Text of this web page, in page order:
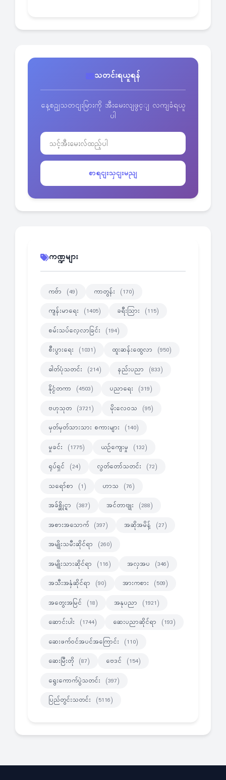
သတင်းရယူရန်
နေ့စဥျသတငျးမြားကို အီးမေးလျဖွင့ျ လကျခံရယူ
ပါ
စာရငျးသှငျးမညျ
ကဏ္ဍများ
ကဗ်ာ (49) ကာတွန်း (170)
ကျန်းမာရေး (1405) ခရီးသြား (115)
စမ်းသပ်လေ့လာခြင်း (194)
စီးပွားရေး (1031) ထူးဆန်းထွေလာ (950)
ဓါတ်ပုံသတင်း (214) နည်းပညာ (833)
နိုင္ငံတကာ (4503) ပညာရေး (319)
ဗဟုသုတ (3721) မိုးလေဝသ (95)
မှတ်မှတ်သားသား စကားများ (140)
မှုခင်း (1775) ယဉ်ကျေးမှု (132)
ရုပ်ရှင် (24) လွတ်တော်သတင်း (72)
သရော်စာ (1) ဟာသ (76)
အခ်စ္ဆိုင္ရာ (387) အင်တာဗျုး (288)
အစားအသောက် (397) အဆိုအမိန့် (27)
အမျိုးသမီးဆိုင်ရာ (260)
အမျိုးသားဆိုင်ရာ (116) အလှအပ (346)
အသီးအနှံဆိုင်ရာ (90) အားကစား (509)
အတွေးအမြင် (18) အနုပညာ (1921)
ဆောင်းပါး (1744) ဆေးပညာဆိုင်ရာ (193)
ဆေးဖက်ဝင်အပင်အကြောင်း (110)
ဆေးမြီးတို (87) ဗေဒင် (154)
ရွေးကောက်ပွဲသတင်း (397)
ပြည်တွင်းသတင်း (5116)